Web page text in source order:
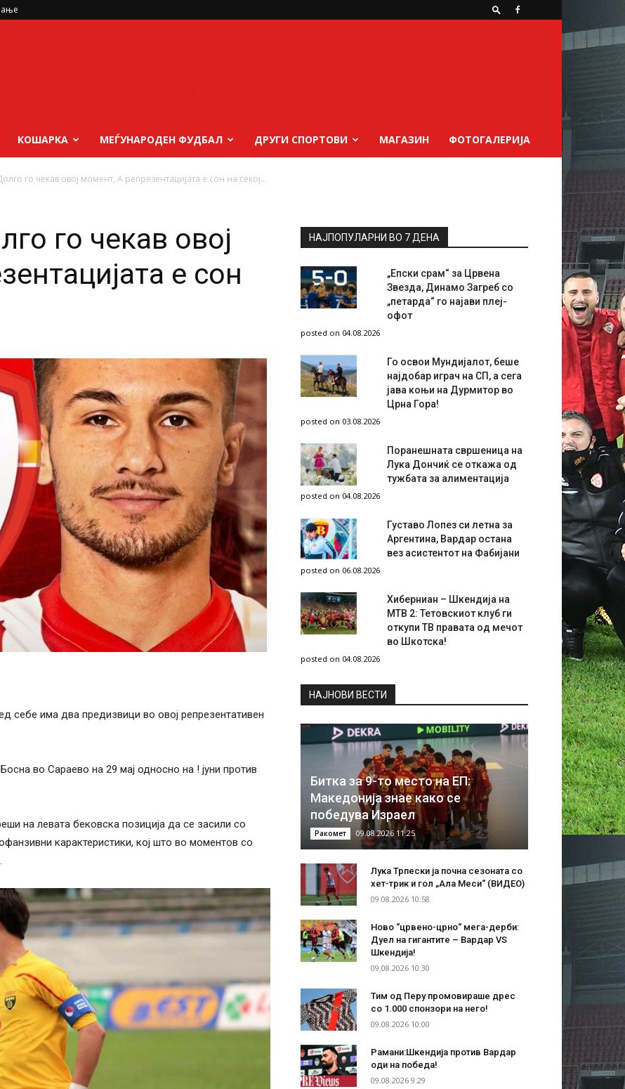
КОШАРКА МЕЃУНАРОДЕН ФУДБАЛ ДРУГИ СПОРТОВИ МАГАЗИН ФОТОГАЛЕРИЈА
го чекав овој момент, А репрезентацијата е сон на секој...
го чекав овој
е сон
себе има два предизвици во овој репрезентативен
во Сараево на 29 мај односно на ! јуни против
на левата бековска позиција да се засили со
карактеристики, кој што во моментов со
НАЈПОПУЛАРНИ ВО 7 ДЕНА
„Епски срам“ за Црвена
Звезда, Динамо Загреб со
„петарда“ го најави плеј-
офот
posted on 04.08.2026
Го освои Мундијалот, беше
најдобар играч на СП, а сега
јава коњи на Дурмитор во
Црна Гора!
posted on 03.08.2026
Поранешната свршеница на
Лука Дончиќ се откажа од
тужбата за алиментација
posted on 04.08.2026
Густаво Лопез си летна за
Аргентина, Вардар остана
вез асистентот на Фабијани
posted on 06.08.2026
Хиберниан – Шкендија на
МТВ 2: Тетовскиот клуб ги
откупи ТВ правата од мечот
во Шкотска!
posted on 04.08.2026
НAЈНОВИ ВЕСТИ
Битка за 9-то место на ЕП:
Македонија знае како се
победува Израел
Ракомет 09.08.2026 11:25
Лука Трпески ја почна сезоната со
хет-трик и гол „Ала Меси“ (ВИДЕО)
09.08.2026 10:58
Ново “црвено-црно“ мега-дерби:
Дуел на гигантите – Вардар VS
Шкендија!
09.08.2026 10:30
Тим од Перу промовираше дрес
со 1.000 спонзори на него!
09.08.2026 10:00
Рамани:Шкендија против Вардар
оди на победа!
09.08.2026 9:29